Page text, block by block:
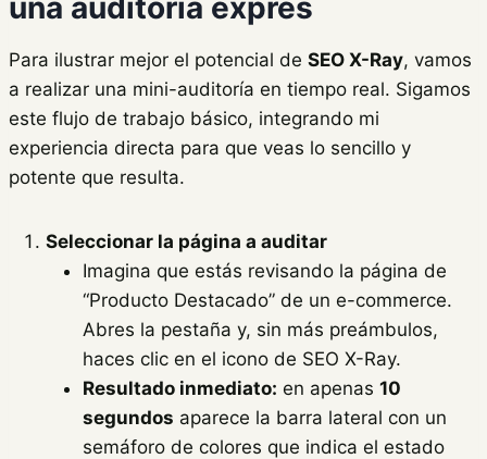
Para ilustrar mejor el potencial de SEO X-Ray, vamos
a realizar una mini-auditoría en tiempo real. Sigamos
este flujo de trabajo básico, integrando mi
experiencia directa para que veas lo sencillo y
potente que resulta.
Seleccionar la página a auditar
Imagina que estás revisando la página de
“Producto Destacado” de un e-commerce.
Abres la pestaña y, sin más preámbulos,
haces clic en el icono de SEO X-Ray.
Resultado inmediato: en apenas 10
segundos aparece la barra lateral con un
semáforo de colores que indica el estado